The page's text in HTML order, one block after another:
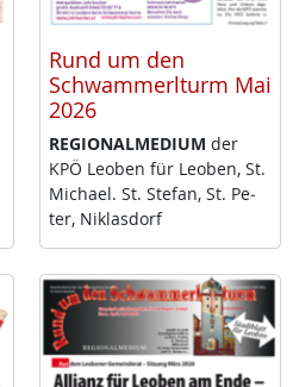
Rund um den
Schwammerlturm Mai
2026
RE­GIO­NAL­ME­DI­UM der
KPÖ Leo­ben für Leo­ben, St.
Mi­cha­el. St. Ste­fan, St. Pe­
ter, Niklas­dorf